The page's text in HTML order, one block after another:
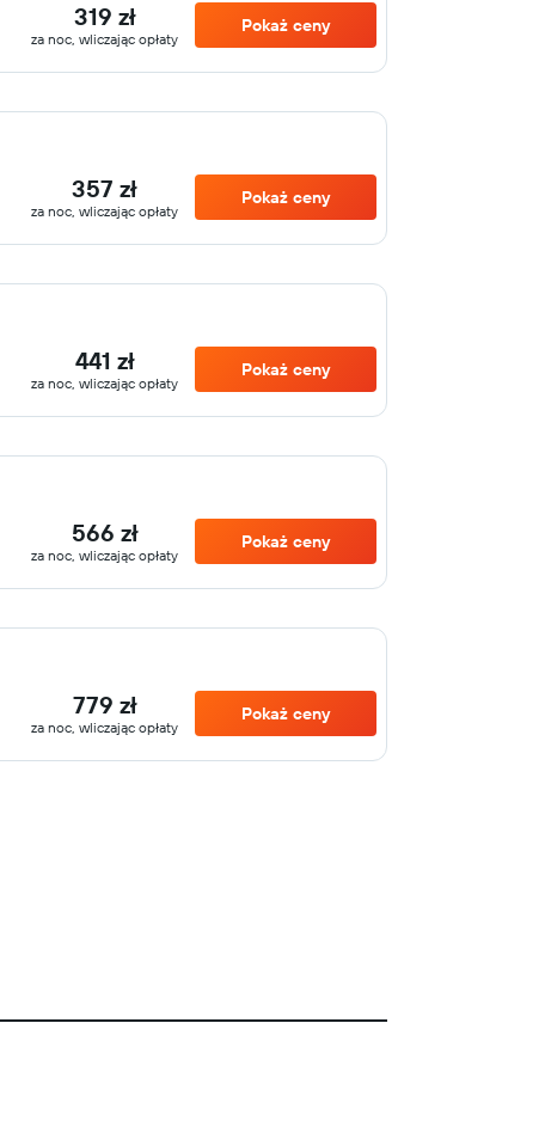
319 zł
za noc, wliczając opłaty
Pokaż ceny
357 zł
za noc, wliczając opłaty
Pokaż ceny
441 zł
za noc, wliczając opłaty
Pokaż ceny
566 zł
za noc, wliczając opłaty
Pokaż ceny
779 zł
za noc, wliczając opłaty
Pokaż ceny